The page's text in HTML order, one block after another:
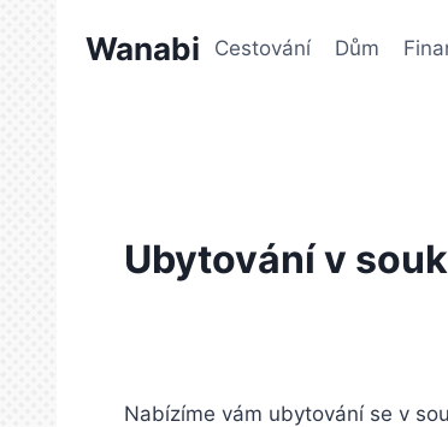
Wanabi Cestování Dům
Ubytování v
Nabízíme vám ubytování se v